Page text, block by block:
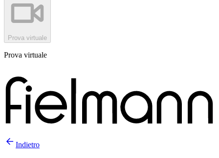
Prova virtuale
Prova virtuale
Indietro